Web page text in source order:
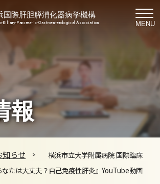
国際肝胆膵消化器病学機構
Biliary-Pancreatic-Gastroenterological Association MENU
報
知らせ
横浜市立大学附属病院 国際臨床
たは大丈夫？自己免疫性肝炎』YouTube動画